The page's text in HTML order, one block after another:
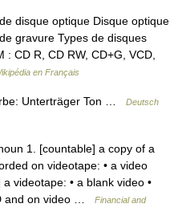
disque optique Disque optique
gravure Types de disques
CD R, CD RW, CD+G, VCD,
en Français
Unterträger Ton …
Deutsch
1. [countable] a copy of a
on videotape: • a video
videotape: • a blank video •
and on video …
Financial and